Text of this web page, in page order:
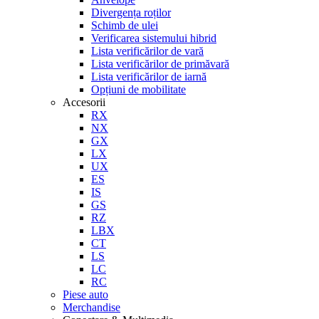
Divergența roților
Schimb de ulei
Verificarea sistemului hibrid
Lista verificărilor de vară
Lista verificărilor de primăvară
Lista verificărilor de iarnă
Opțiuni de mobilitate
Accesorii
RX
NX
GX
LX
UX
ES
IS
GS
RZ
LBX
CT
LS
LC
RC
Piese auto
Merchandise